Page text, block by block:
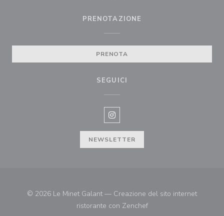
PRENOTAZIONE
PRENOTA
SEGUICI
Instagram ((apre una nuova
NEWSLETTER
© 2026 Le Minet Galant — Creazione del sito internet
ristorante con Zenchef((apre una nuova